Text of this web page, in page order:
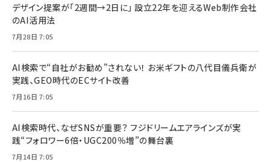
デザイン提案が「2週間→2日に」 設立22年を迎えるWeb制作会社
のAI活用法
7月28日 7:05
AI検索で“自社がお勧め”されない！ お米ギフトの八代目儀兵衛が
実践、GEO時代のECサイト改善
7月16日 7:05
AI検索時代、なぜSNSが重要？ フジドリームエアラインズが実
践“フォロワー6倍・UGC200％増”の舞台裏
7月14日 7:05